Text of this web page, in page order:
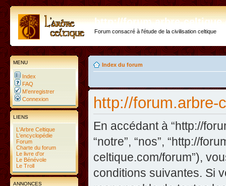
http://forum.arbre-
Forum consacré à l'étude de la civilisation celtique
MENU
Index
FAQ
M’enregistrer
Connexion
LIENS
L'Arbre Celtique
L'encyclopédie
Forum
Charte du forum
Le livre d'or
Le Bénévole
Le Troll
ANNONCES
Index du forum
http://forum.arbre-
En accédant à “http://
“notre”, “nos”, “http://
celtique.com/forum”),
conditions suivantes. Si